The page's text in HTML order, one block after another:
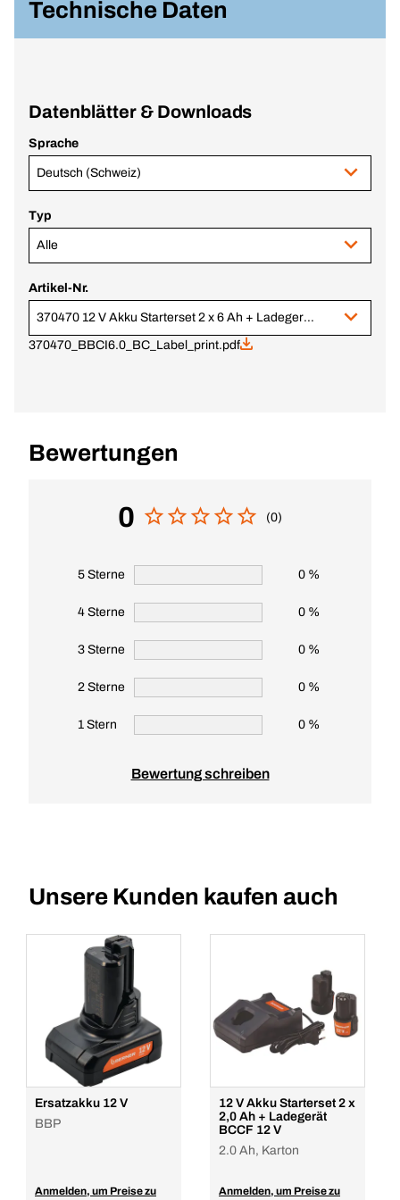
Technische Daten
Datenblätter & Downloads
Sprache
Deutsch (Schweiz)
Typ
Alle
Artikel-Nr.
370470 12 V Akku Starterset 2 x 6 Ah + Ladegerät BCCF
370470_BBCI6.0_BC_Label_print.pdf
Bewertungen
0 (0)
5 Sterne 0 %
4 Sterne 0 %
3 Sterne 0 %
2 Sterne 0 %
1 Stern 0 %
Bewertung schreiben
Unsere Kunden kaufen auch
Ersatzakku 12 V
BBP
Anmelden, um Preise zu
12 V Akku Starterset 2 x
2,0 Ah + Ladegerät
BCCF 12 V
2.0 Ah, Karton
Anmelden, um Preise zu